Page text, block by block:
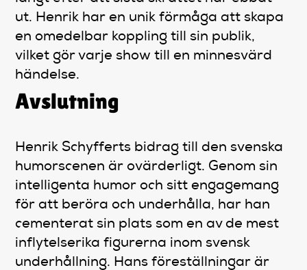
ut. Henrik har en unik förmåga att skapa
en omedelbar koppling till sin publik,
vilket gör varje show till en minnesvärd
händelse.
Avslutning
Henrik Schyfferts bidrag till den svenska
humorscenen är ovärderligt. Genom sin
intelligenta humor och sitt engagemang
för att beröra och underhålla, har han
cementerat sin plats som en av de mest
inflytelserika figurerna inom svensk
underhållning. Hans föreställningar är